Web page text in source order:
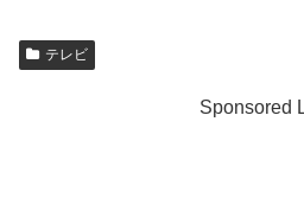
テレビ
Sponsored